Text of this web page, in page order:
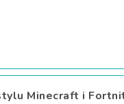
Minecraft i